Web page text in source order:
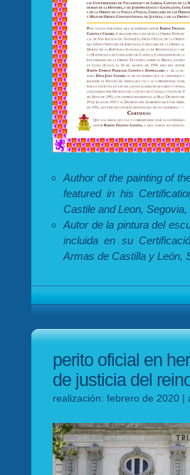
Author of the painting of
featured in his
Castile and Leon,
Autor de la pintura del
incluida en su
Armas de Castilla y León,
perito oficial en
de justicia del
realización: febrero de 2020